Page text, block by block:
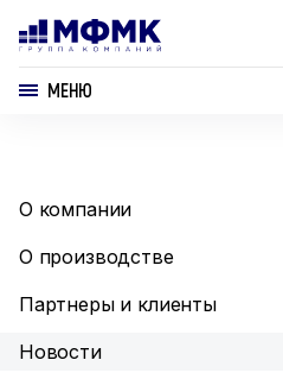
МЕНЮ
О компании
О производстве
Партнеры и клиенты
Новости